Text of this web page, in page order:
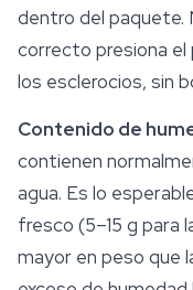
dentro del paquete.
correcto presiona
los esclerocios, sin
Contenido de
contienen
agua. Es lo
fresco (5–15 g para
mayor en peso que